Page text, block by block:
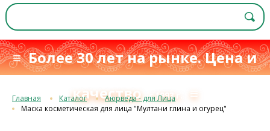
≡ Более 30 лет на рынке. Цена и
качествос 1993 г. ≡
Главная Каталог
Аюрведа - для Лица
Маска косметическая для лица "Мултани глина и огурец"